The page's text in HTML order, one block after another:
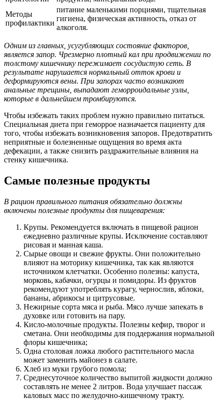
Методы
профилактики
питание маленькими порциями, тщательная
гигиена, физическая активность, отказ от
алкоголя.
Одним из главных, усугубляющих состояние факторов,
является запор. Чрезмерно плотный кал при продвижении по
толстому кишечнику пережимает сосудистую сеть. В
результате нарушается нормальный отток крови и
деформируются вены. При запорах часто возникают
анальные трещины, выпадают геморроидальные узлы,
которые в дальнейшем тромбируются.
Чтобы избежать таких проблем нужно правильно питаться.
Специальная диета при геморрое назначается пациенту для
того, чтобы избежать возникновения запоров. Предотвратить
неприятные и болезненные ощущения во время акта
дефекации, а также снизить раздражительные влияния на
стенку кишечника.
Самые полезные продукты
В рацион правильного питания обязательно должны
включены полезные продукты для пищеварения:
Крупы. Рекомендуется включать в пищевой рацион
ежедневно различные крупы. Исключение составляют
рисовая и манная каша.
Сырые овощи и свежие фрукты. Они положительно
влияют на моторику кишечника, так как являются
источником клетчатки. Особенно полезны: капуста,
морковь, кабачки, огурцы и помидоры. Из фруктов
рекомендуют употреблять курагу, чернослив, яблоки,
бананы, абрикосы и цитрусовые.
Нежирные сорта мяса и рыба. Мясо лучше запекать в
духовке или готовить на пару.
Кисло-молочные продукты. Полезны кефир, творог и
сметана. Они необходимы для поддержания нормальной
флоры кишечника;
Одна столовая ложка любого растительного масла
может заменить майонез в салате.
Хлеб из муки грубого помола;
Среднесуточное количество выпитой жидкости должно
составлять не менее 2 литров. Вода улучшает пассаж
каловых масс по желудочно-кишечному тракту.